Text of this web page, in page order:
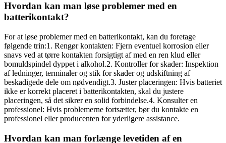
Hvordan kan man løse problemer med en
batterikontakt?
For at løse problemer med en batterikontakt, kan du foretage
følgende trin:1. Rengør kontakten: Fjern eventuel korrosion eller
snavs ved at tørre kontakten forsigtigt af med en ren klud eller
bomuldspindel dyppet i alkohol.2. Kontroller for skader: Inspektion
af ledninger, terminaler og stik for skader og udskiftning af
beskadigede dele om nødvendigt.3. Juster placeringen: Hvis batteriet
ikke er korrekt placeret i batterikontakten, skal du justere
placeringen, så det sikrer en solid forbindelse.4. Konsulter en
professionel: Hvis problemerne fortsætter, bør du kontakte en
professionel eller producenten for yderligere assistance.
Hvordan kan man forlænge levetiden af en